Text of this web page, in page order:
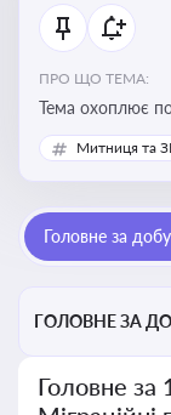
ПРО ЩО ТЕМА:
Тема охоплює
втрату
Митниця та
Головне за
ГОЛОВНЕ ЗА
Головне за